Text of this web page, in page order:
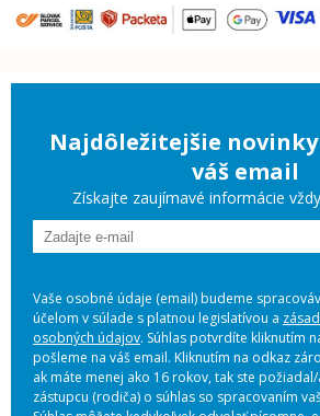
Najdôležitejšie
váš email
Získajte zaujímavé informácie
Vaše osobné údaje (email) budeme
účelom v súlade s platnou legislatívou a
osobných údajov. Súhlas potvrdíte kliknutím
pošleme na váš email. Kliknutím na odkaz
ak máte menej ako 16 rokov, tak ste
zástupcu (rodiča) o súhlas so spracovaním